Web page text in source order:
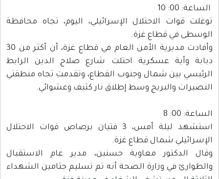
الساعة: 00: 10
توغلت قوات الاحتلال الإسرائيلي، اليوم، تجاه محافظة
الوسطى في قطاع غزة.
وأفادت مديرية الأمن العام في قطاع غزة، أن أكثر من 30
دبابة وأية عسكرية احتلت شارع صلاح الدين الرابط
الرئيسي بين شمال وجنوب القطاع، وتقدمت تجاه منطقتي
النصيرات والبريج وسط إطلاق نار كثيف وعشوائي.
الساعة: 00: 8
استشهد ليلة أمس، 3 فتيان برصاص قوات الاحتلال
الإسرائيلي شمال قطاع غزة.
وقال الدكتور معاوية حسنين، مدير عام الاستقبال
والطوارئ في وزارة الصحة أنه تم تسليم جثامين الشهداء